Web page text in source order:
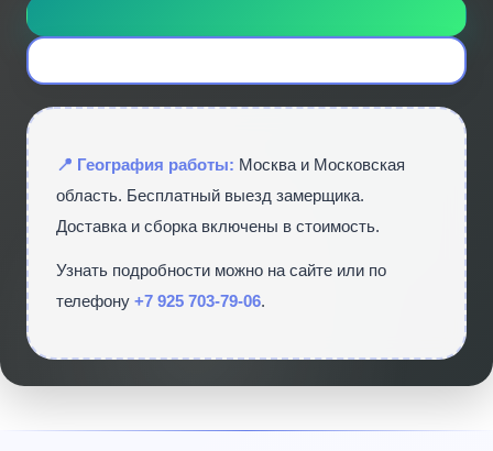
📍 География работы: Москва и Московская
область. Бесплатный выезд замерщика.
Доставка и сборка включены в стоимость.
Узнать подробности можно на сайте или по
телефону +7 925 703-79-06.